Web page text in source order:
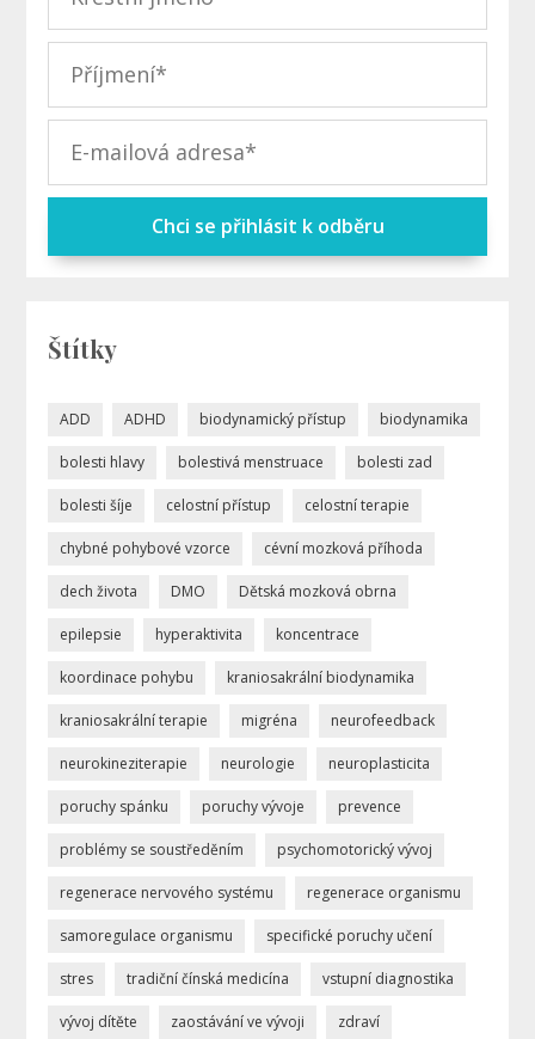
Chci se přihlásit k odběru
Štítky
ADD ADHD biodynamický přístup biodynamika
bolesti hlavy bolestivá menstruace bolesti zad
bolesti šíje celostní přístup celostní terapie
chybné pohybové vzorce cévní mozková příhoda
dech života DMO Dětská mozková obrna
epilepsie hyperaktivita koncentrace
koordinace pohybu kraniosakrální biodynamika
kraniosakrální terapie migréna neurofeedback
neurokineziterapie neurologie neuroplasticita
poruchy spánku poruchy vývoje prevence
problémy se soustředěním psychomotorický vývoj
regenerace nervového systému regenerace organismu
samoregulace organismu specifické poruchy učení
stres tradiční čínská medicína vstupní diagnostika
vývoj dítěte zaostávání ve vývoji zdraví